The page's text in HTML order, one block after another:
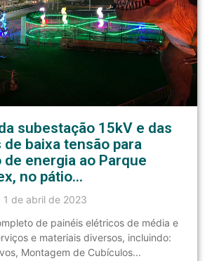
subestação 15kV e das
baixa tensão para
energia ao Parque
no pátio…
1 de abril de 2023
de painéis elétricos de média e
e materiais diversos, incluindo:
Montagem de Cubículos...